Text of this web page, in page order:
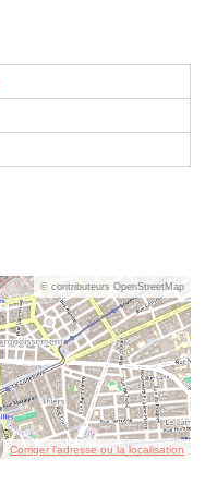
© contributeurs OpenStreetMap
Corriger l’adresse ou la localisation